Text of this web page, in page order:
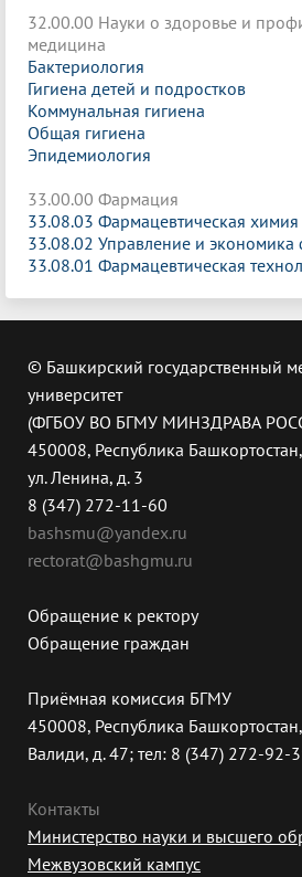
32.00.00 Науки о здоровье и
медицина
Бактериология
Гигиена детей и подростков
Коммунальная гигиена
Общая гигиена
Эпидемиология
33.00.00 Фармация
33.08.03 Фармацевтическая
33.08.02 Управление и
33.08.01 Фармацевтическая
© Башкирский государственный
университет
(ФГБОУ ВО БГМУ МИНЗДРАВА
450008, Республика
ул. Ленина, д. 3
8 (347) 272-11-60
bashsmu@yandex.ru
rectorat@bashgmu.ru
Обращение к ректору
Обращение граждан
Приёмная комиссия БГМУ
450008, Республика
Валиди, д. 47; тел: 8 (347) 272-92-
Контакты
Министерство науки и высшего
Межвузовский кампус